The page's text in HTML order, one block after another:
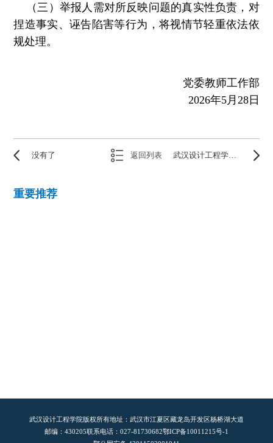
（三）举报人需对所反映问题的真实性负责，对
捏造事实、诬告陷害等行为，将视情节轻重依法依
规处理。
党委教师工作部
2026年5月28日
没有了 返回列表
重要推荐
武汉设计工程学院版权所有地址：武汉市江夏区藏龙岛开发区杨桥湖大道
邮编：430205联系电话：027-81730682鄂ICP备10011215号-1